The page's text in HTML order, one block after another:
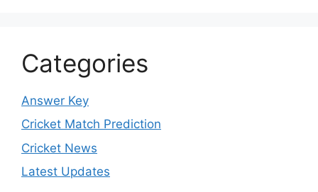
Categories
Answer Key
Cricket Match Prediction
Cricket News
Latest Updates